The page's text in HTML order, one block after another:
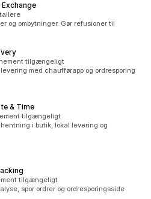
og ombytninger. Gør refusioner til
tilgængeligt
med chaufførapp og ordresporing
& Time
tilgængeligt
i butik, lokal levering og
tilgængeligt
spor ordrer og ordresporingsside